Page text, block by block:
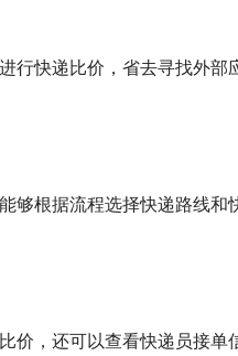
价，还可以查看快递员接单